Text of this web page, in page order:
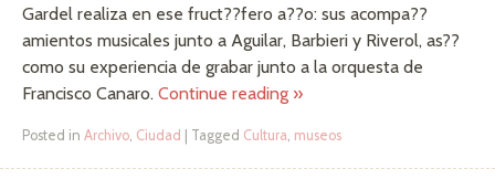
Gardel realiza en ese fruct??fero a??o: sus acompa??
amientos musicales junto a Aguilar, Barbieri y Riverol, as??
como su experiencia de grabar junto a la orquesta de
Francisco Canaro. Continue reading »
Posted in Archivo, Ciudad Tagged Cultura, museos